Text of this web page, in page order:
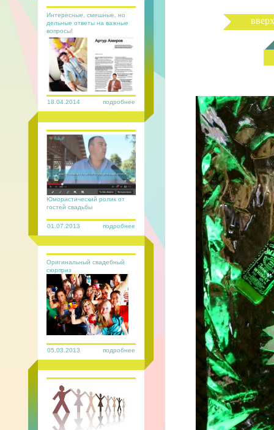
18.04.2014 подробнее
Интересные, смешные, но
дельные ответы на важные
вопросы!
01.07.2013 подробнее
Юмористический ролик от
гостей свадьбы
05.03.2013 подробнее
Оригинальный свадебный
сюрприз
вверх